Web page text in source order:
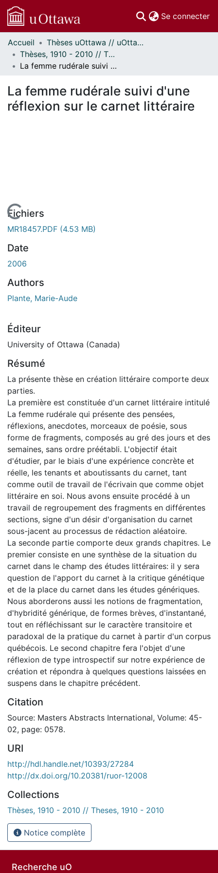
Se connecter
Communautés
et collections
Parcourir
À propos
Accueil
Thèses uOttawa // uOttawa Theses
Thèses, 1910 - 2010 // Theses, 1910 - 2010
La femme rudérale suivi d'une réflexion sur le carnet littéraire
La femme rudérale suivi d'une
réflexion sur le carnet littéraire
En cours de chargement...
Fichiers
MR18457.PDF (4.53 MB)
Date
2006
Authors
Plante, Marie-Aude
Éditeur
University of Ottawa (Canada)
Résumé
La présente thèse en création littéraire comporte deux
parties.
La première est constituée d'un carnet littéraire intitulé
La femme rudérale qui présente des pensées,
réflexions, anecdotes, morceaux de poésie, sous
forme de fragments, composés au gré des jours et des
semaines, sans ordre préétabli. L'objectif était
d'étudier, par le biais d'une expérience concrète et
réelle, les tenants et aboutissants du carnet, tant
comme outil de travail de l'écrivain que comme objet
littéraire en soi. Nous avons ensuite procédé à un
travail de regroupement des fragments en différentes
sections, signe d'un désir d'organisation du carnet
sous-jacent au processus de rédaction aléatoire.
La seconde partie comporte deux grands chapitres. Le
premier consiste en une synthèse de la situation du
carnet dans le champ des études littéraires: il y sera
question de l'apport du carnet à la critique génétique
et de la place du carnet dans les études génériques.
Nous aborderons aussi les notions de fragmentation,
d'hybridité générique, de formes brèves, d'instantané,
tout en réfléchissant sur le caractère transitoire et
paradoxal de la pratique du carnet à partir d'un corpus
québécois. Le second chapitre fera l'objet d'une
réflexion de type introspectif sur notre expérience de
création et répondra à quelques questions laissées en
suspens dans le chapitre précédent.
Citation
Source: Masters Abstracts International, Volume: 45-
02, page: 0578.
URI
http://hdl.handle.net/10393/27284
http://dx.doi.org/10.20381/ruor-12008
Collections
Thèses, 1910 - 2010 // Theses, 1910 - 2010
Notice complète
Recherche uO